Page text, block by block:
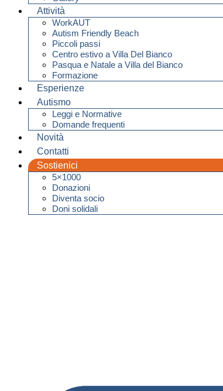
Attività
WorkAUT
Autism Friendly Beach
Piccoli passi
Centro estivo a Villa Del Bianco
Pasqua e Natale a Villa del Bianco
Formazione
Esperienze
Autismo
Leggi e Normative
Domande frequenti
Novità
Contatti
Sostienici
5×1000
Donazioni
Diventa socio
Doni solidali